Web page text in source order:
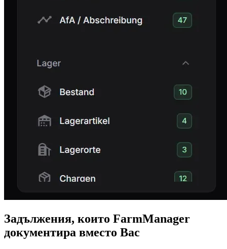
Задължения, които FarmManager
документира вместо Вас